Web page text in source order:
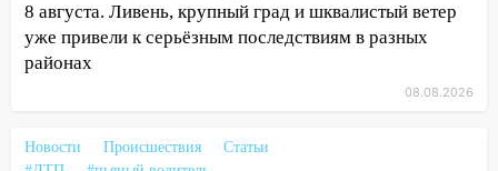
13:46 Сильный ветер сорвал крышу с
СТО на проспекте Созидателей
Непогода продолжает бить по
сошёл с рельсов
8 августа. Ливень, крупный град и шквалистый ветер
уже привели к серьёзным последствиям в разных
районах
08.08.2026
Новости Происшествия
Статьи